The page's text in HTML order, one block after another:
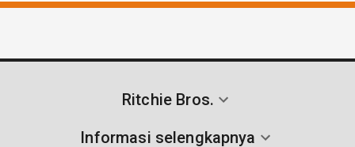
Ritchie Bros.
Informasi selengkapnya